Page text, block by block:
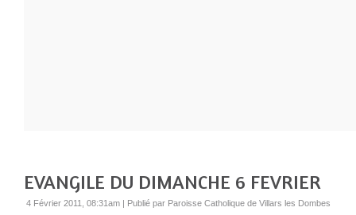
EVANGILE DU DIMANCHE 6 FEVRIER
4 Février 2011, 08:31am | Publié par Paroisse Catholique de Villars les Dombes